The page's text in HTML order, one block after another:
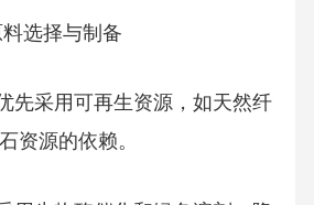
选择与制备
先采用可再生资源，如天然纤
资源的依赖。